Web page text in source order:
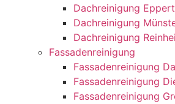
Dachreinigung
Dachreinigung
Dachreinigung
Fassadenreinigung
Fassadenreinigung
Fassadenreinigung
Fassadenreinigung